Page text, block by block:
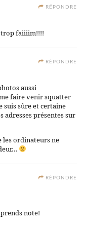
RÉPONDRE
trop faiiiim!!!!
RÉPONDRE
aussi
faire venir squatter
suis sûre et certaine
adresses présentes sur
les ordinateurs ne
RÉPONDRE
note!